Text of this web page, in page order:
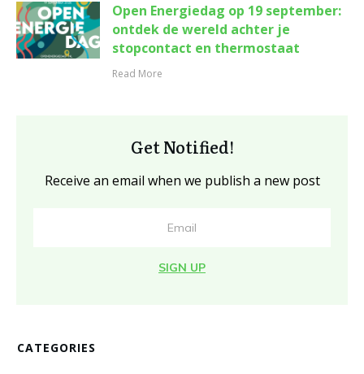
Open Energiedag op 19 september:
ontdek de wereld achter je
stopcontact en thermostaat
Read More
Get Notified!
Receive an email when we publish a new post
SIGN UP
CATEGORIES